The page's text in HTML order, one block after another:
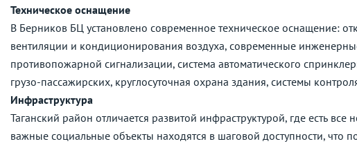
Техническое оснащение
В Берников БЦ установлено современное техническое оснащение:
вентиляции и кондиционирования воздуха, современные
противопожарной сигнализации, система автоматического
грузо-пассажирских, круглосуточная охрана здания, системы
Инфраструктура
Таганский район отличается развитой инфраструктурой, где есть
важные социальные объекты находятся в шаговой доступности, что